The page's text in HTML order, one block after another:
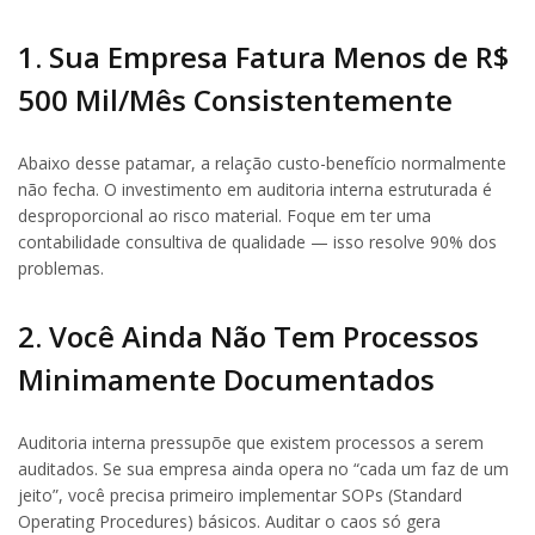
1. Sua Empresa Fatura Menos de R$
500 Mil/Mês Consistentemente
Abaixo desse patamar, a relação custo-benefício normalmente
não fecha. O investimento em auditoria interna estruturada é
desproporcional ao risco material. Foque em ter uma
contabilidade consultiva de qualidade — isso resolve 90% dos
problemas.
2. Você Ainda Não Tem Processos
Minimamente Documentados
Auditoria interna pressupõe que existem processos a serem
auditados. Se sua empresa ainda opera no “cada um faz de um
jeito”, você precisa primeiro implementar SOPs (Standard
Operating Procedures) básicos. Auditar o caos só gera